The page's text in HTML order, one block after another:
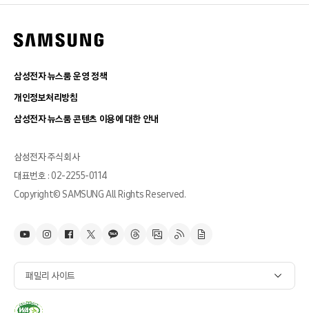
삼성전자 뉴스룸 운영 정책
개인정보처리방침
삼성전자 뉴스룸 콘텐츠 이용에 대한 안내
삼성전자 주식회사
대표번호 : 02-2255-0114
Copyright© SAMSUNG All Rights Reserved.
패밀리 사이트